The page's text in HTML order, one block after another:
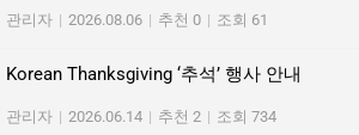
관리자 | 2026.08.06 | 추천 0 | 조회 61
Korean Thanksgiving ‘추석’ 행사 안내
관리자 | 2026.06.14 | 추천 2 | 조회 734